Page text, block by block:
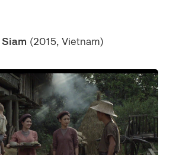
(2015, Vietnam)